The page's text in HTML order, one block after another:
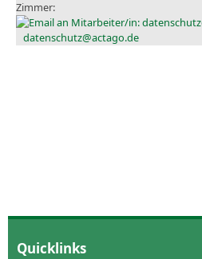
datenschutz@actago.de
Quicklinks